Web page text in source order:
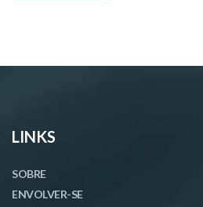
LINKS
SOBRE
ENVOLVER-SE